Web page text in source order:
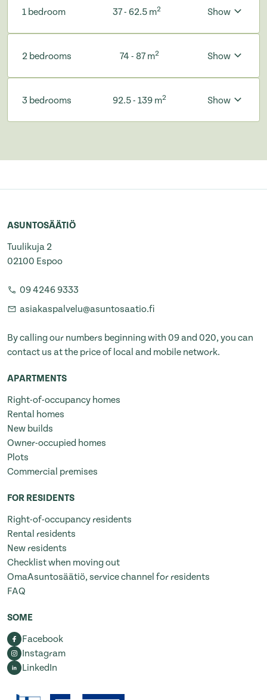
1 bedroom 37 - 62.5 m2 Show
2 bedrooms 74 - 87 m2 Show
3 bedrooms 92.5 - 139 m2 Show
ASUNTOSÄÄTIÖ
Tuulikuja 2
02100 Espoo
09 4246 9333
asiakaspalvelu@asuntosaatio.fi
By calling our numbers beginning with 09 and 020, you can
contact us at the price of local and mobile network.
APARTMENTS
Right-of-occupancy homes
Rental homes
New builds
Owner-occupied homes
Plots
Commercial premises
FOR RESIDENTS
Right-of-occupancy residents
Rental residents
New residents
Checklist when moving out
OmaAsuntosäätiö, service channel for residents
FAQ
SOME
Facebook
Instagram
LinkedIn